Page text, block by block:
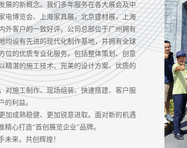
展的新概念。我们多年服务在各大展会及中
电博览会、上海家具展，北京建材展，上海
外客户的一致好评。公司总部位于广州拥有
均设有先进的现代化制作基地，并拥有全球
位的优质专业化服务，包括整体策划、创意
精湛的施工技术、完美的设计方案、优质的
对施工制作、现场组装、快速搭建、客户服
的利益。
加成熟稳健、更加锐意进取。面对新的机遇
心打造“首创展览企业”品牌。
未来，共创辉煌！